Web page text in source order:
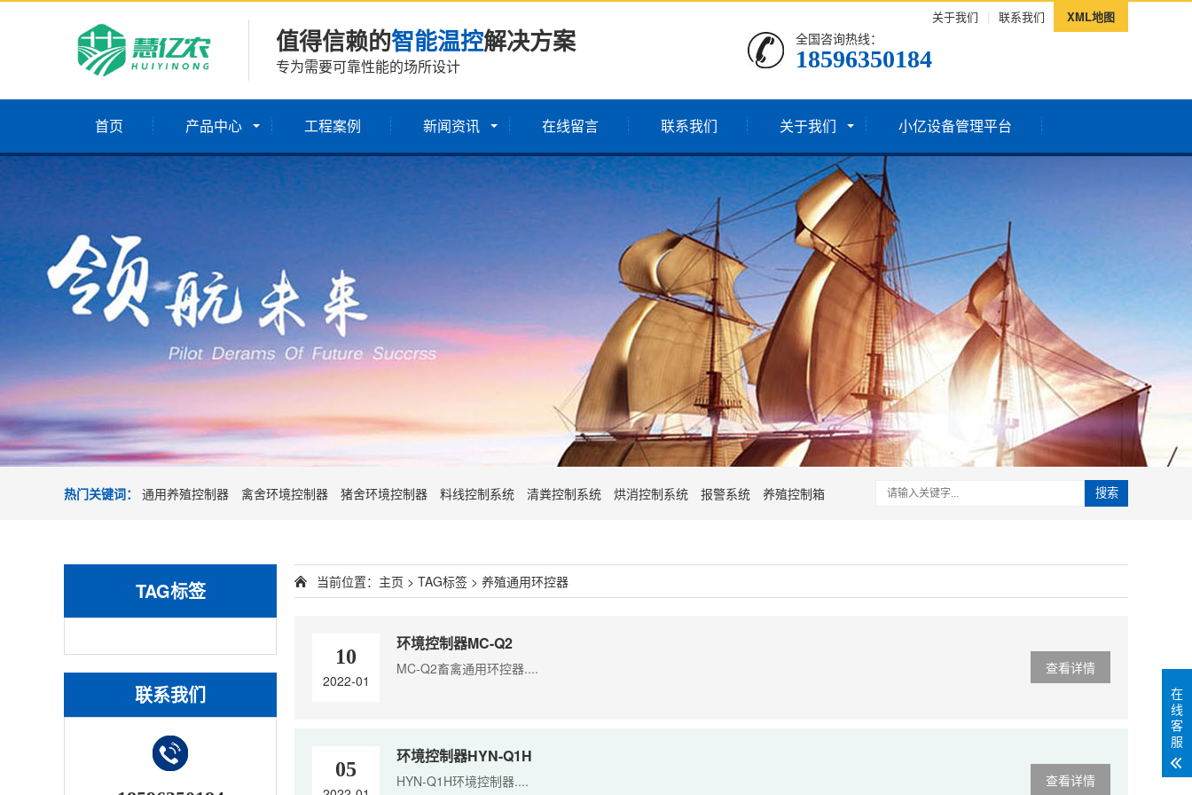
关于我们 | 联系我们 XML地图
值得信赖的智能温控解决方案
专为需要可靠性能的场所设计
全国咨询热线：
18596350184
首页 产品中心 工程案例 新闻资讯 在线留言 联系我们 关于我们 小亿设备管理平台
热门关键词： 通用养殖控制器 禽舍环境控制器 猪舍环境控制器 料线控制系统 清粪控制系统 烘消控制系统 报警系统 养殖控制箱 搜索
TAG标签
联系我们
当前位置： 主页 > TAG标签 > 养殖通用环控器
查看详情
10
2022-01
环境控制器MC-Q2
MC-Q2畜禽通用环控器....
查看详情
05
环境控制器HYN-Q1H
HYN-Q1H环境控制器....
在
线
客
服